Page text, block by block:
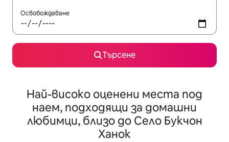
Освобождаване
Търсене
Най-високо оценени места под
наем, подходящи за домашни
любимци, близо до Село Букчон
Ханок